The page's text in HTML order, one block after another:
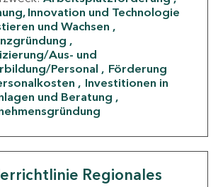
Innovation und Technologie
und Wachsen
Aus- und
Personal
Förderung
Investitionen in
und Beratung
Regionales